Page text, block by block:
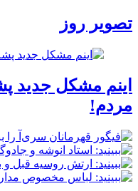
تصویر روز
اینم مشکل جدید
مردم!